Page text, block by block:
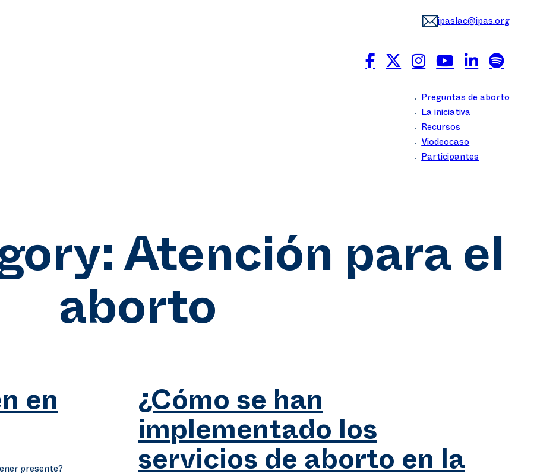
ipaslac@ipas.org
Preguntas de aborto
La iniciativa
Recursos
Viodeocaso
Participantes
Atención para el
aborto
en
presente?
¿Cómo se han
implementado los
servicios de aborto en la